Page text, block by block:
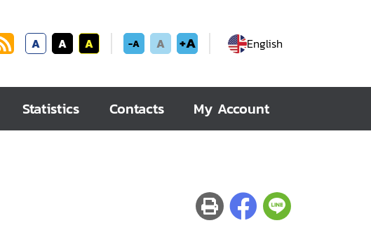
A A A -A A +A English
Statistics Contacts My Account